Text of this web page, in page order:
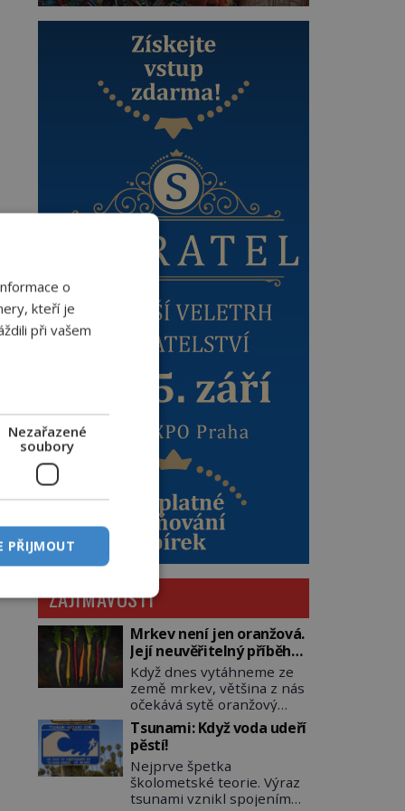
ZAJÍMAVOSTI
Mrkev není jen oranžová.
Její neuvěřitelný příběh
začíná fialovou barvou
Když dnes vytáhneme ze
země mrkev, většina z nás
očekává sytě oranžový
kořen. Jenže po většinu
své historie je mrkev
všechno možné, jen ne
oranžová. Je fialová, žlutá,
bílá, někdy dokonce téměř
černá. Až díky stovkám let
Tsunami: Když voda udeří
pěstí!
Nejprve špetka
školometské teorie. Výraz
tsunami vznikl spojením
o
kteří je
při vašem
Nezařazené
soubory
PŘIJMOUT